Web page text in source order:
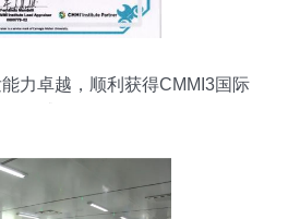
力卓越，顺利获得CMMI3国际